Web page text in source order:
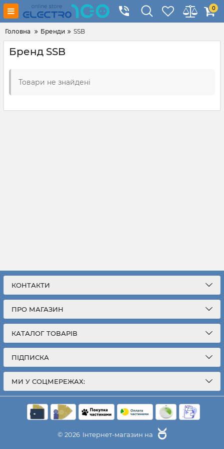
0
Головна Бренди SSB
Бренд SSB
Товари не знайдені
КОНТАКТИ
ПРО МАГАЗИН
КАТАЛОГ ТОВАРІВ
ПІДПИСКА
МИ У СОЦМЕРЕЖАХ:
© 2026 Інтернет-магазин на